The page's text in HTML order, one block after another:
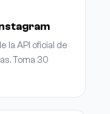
la API oficial de
Toma 30